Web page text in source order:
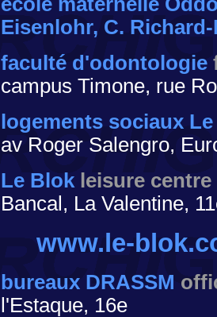
Eisenlohr, C.
faculté d'odontologie
campus Timone, rue
logements sociaux
av Roger Salengro,
Le Blok leisure centre
Bancal, La Valentine,
www.le-
bureaux DRASSM
l'Estaque, 16e